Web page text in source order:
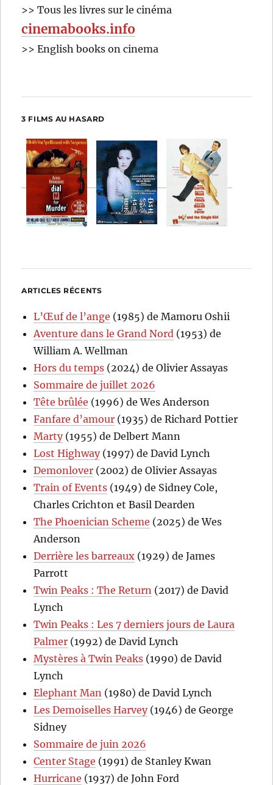
>> Tous les livres sur le cinéma
cinemabooks.info
>> English books on cinema
3 FILMS AU HASARD
ARTICLES RÉCENTS
L’Œuf de l’ange (1985) de Mamoru Oshii
Aventure dans le Grand Nord (1953) de
William A. Wellman
Hors du temps (2024) de Olivier Assayas
Sommaire de juillet 2026
Tête brûlée (1996) de Wes Anderson
Fanfare d’amour (1935) de Richard Pottier
Marty(1955) de Delbert Mann
Lost Highway(1997) de David Lynch
Demonlover (2002) de Olivier Assayas
Train of Events (1949) de Sidney Cole,
Charles Crichton et Basil Dearden
The Phoenician Scheme (2025) de Wes
Anderson
Derrière les barreaux (1929) de James
Parrott
Twin Peaks : The Return (2017) de David
Lynch
Twin Peaks : Les 7 derniers jours de Laura
Palmer (1992) de David Lynch
Mystères à Twin Peaks (1990) de David
Lynch
Elephant Man (1980) de David Lynch
Les Demoiselles Harvey(1946) de George
Sidney
Sommaire de juin 2026
Center Stage (1991) de Stanley Kwan
Hurricane (1937) de John Ford